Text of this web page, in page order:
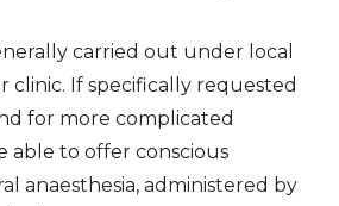
carried out under local
clinic. If specifically requested
for more complicated
able to offer conscious
anaesthesia, administered by